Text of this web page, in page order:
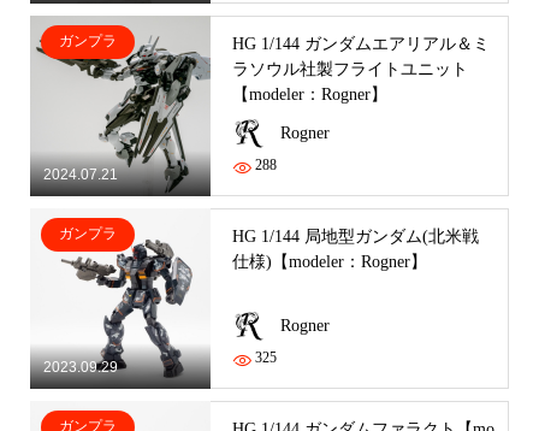
2024.07.21
ガンプラ
HG 1/144 ガンダムエアリアル＆ミ
ラソウル社製フライトユニット
【modeler：Rogner】
Rogner
288
2023.09.29
ガンプラ
HG 1/144 局地型ガンダム(北米戦
仕様)【modeler：Rogner】
Rogner
325
ガンプラ